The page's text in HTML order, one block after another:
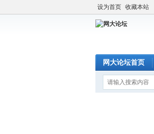
设为首页 收藏本站
网大论坛首页